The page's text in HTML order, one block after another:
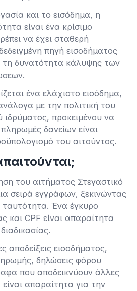
και το εισόδημα, η
είναι ένα κρίσιμο
να έχει σταθερή
πηγή εισοδήματος
τη δυνατότητα κάλυψης των
ένα ελάχιστο εισόδημα,
με την πολιτική του
ιδρύματος, προκειμένου να
πληρωμές δανείων είναι
του αιτούντος.
του αιτήματος Στεγαστικό
σειρά εγγράφων, ξεκινώντας
Ένα έγκυρο
και CPF είναι απαραίτητα
αποδείξεις εισοδήματος,
δηλώσεις φόρου
που αποδεικνύουν άλλες
απαραίτητα για την